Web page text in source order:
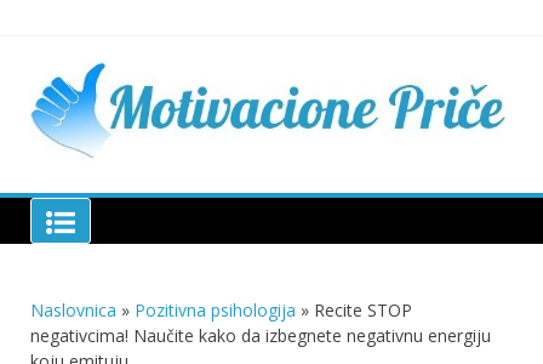
Motivacione Priče
Naslovnica » Pozitivna psihologija » Recite STOP
negativcima! Naučite kako da izbegnete negativnu energiju